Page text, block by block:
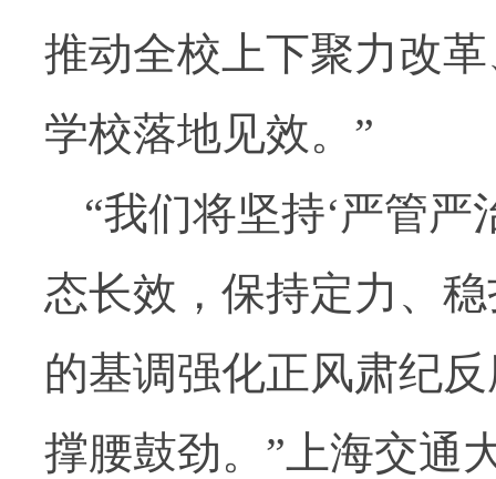
推动全校上下聚力改
学校落地见效。”
“我们将坚持‘严管
态长效，保持定力、
的基调强化正风肃纪
撑腰鼓劲。”上海交通